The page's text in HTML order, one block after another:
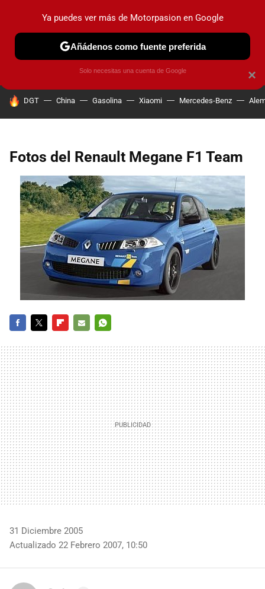
PRUEBAS COCHES ELÉCTRICOS OBSERVATORIO
HOY SE HABLA DE
DGT China Gasolina Xiaomi Mercedes-Benz
Fotos del Renault Megane F1 Team
MAIL
31 Diciembre 2005
Actualizado 22 Febrero 2007, 10:50
×
Ya puedes ver más de Motorpasion en Google
Añádenos como fuente preferida
Solo necesitas una cuenta de Google